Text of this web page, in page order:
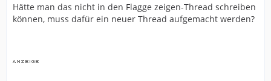
Hätte man das nicht in den Flagge zeigen-Thread schreiben
können, muss dafür ein neuer Thread aufgemacht werden?